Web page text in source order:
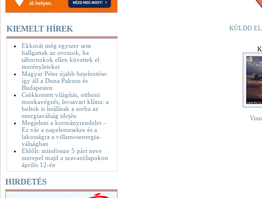
KIEMELT HÍREK
Ekkorát még egyszer sem
hallgattak az oroszok, ha
tábornokok ellen követtek el
merényleteket
Magyar Péter újabb bejelentése:
így áll a Duna Pakson és
Budapesten
Csökkentett világítás, otthoni
munkavégzés, lecsavart klíma: a
boltok is beállnak a sorba az
energiaválság idején
Megjelent a kormányrendelet –
Ez vár a napelemesekre és a
lakosságra a villamosenergia-
válságban
Eldőlt: mindössze 5 párt neve
szerepel majd a szavazólapokon
április 12-én
HIRDETÉS
KÜLDD